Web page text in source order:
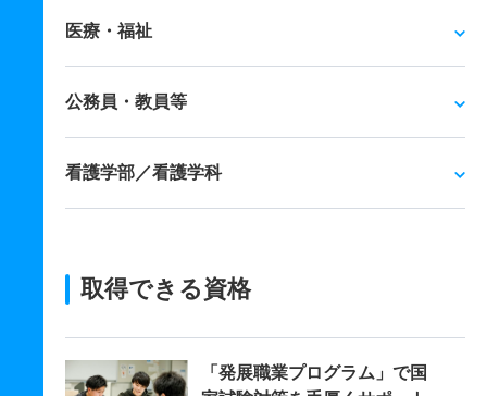
医療・福祉
公務員・教員等
看護学部／看護学科
取得できる資格
「発展職業プログラム」で国